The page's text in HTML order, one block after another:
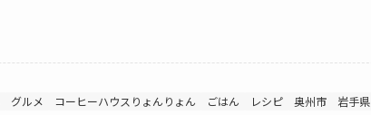
グルメ コーヒーハウスりょんりょん ごはん レシピ 奥州市 岩手県